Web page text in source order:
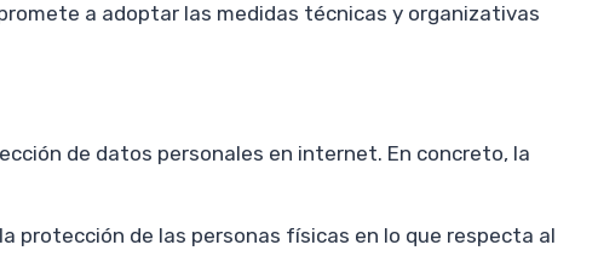
a adoptar las medidas técnicas y organizativas
de datos personales en internet. En concreto, la
protección de las personas físicas en lo que respecta al